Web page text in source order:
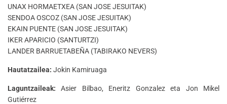
UNAX HORMAETXEA (SAN JOSE JESUITAK)
SENDOA OSCOZ (SAN JOSE JESUITAK)
EKAIN PUENTE (SAN JOSE JESUITAK)
IKER APARICIO (SANTURTZI)
LANDER BARRUETABEÑA (TABIRAKO NEVERS)
Hautatzailea: Jokin Kamiruaga
Laguntzaileak:Asier Bilbao, Eneritz Gonzalez eta Jon Mikel
Gutiérrez